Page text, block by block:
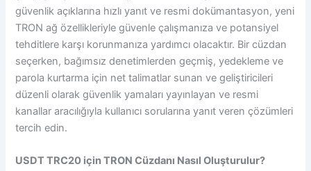
güvenlik açıklarına hızlı yanıt ve resmi dokümantasyon, yeni
TRON ağ özellikleriyle güvenle çalışmanıza ve potansiyel
tehditlere karşı korunmanıza yardımcı olacaktır. Bir cüzdan
seçerken, bağımsız denetimlerden geçmiş, yedekleme ve
parola kurtarma için net talimatlar sunan ve geliştiricileri
düzenli olarak güvenlik yamaları yayınlayan ve resmi
kanallar aracılığıyla kullanıcı sorularına yanıt veren çözümleri
tercih edin.
USDT TRC20 için TRON Cüzdanı Nasıl Oluşturulur?